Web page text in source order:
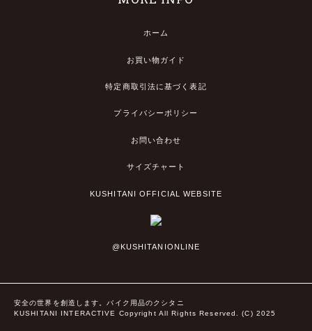
ホーム
お買い物ガイド
特定商取引法に基づく表記
プライバシーポリシー
お問い合わせ
サイズチャート
KUSHITANI OFFICIAL WEBSITE
@KUSHITANIONLINE
安全の世界を創造します。バイク用品のクシタニ
KUSHITANI INTERACTIVE Copyright All Rights Reserved. (C) 2025